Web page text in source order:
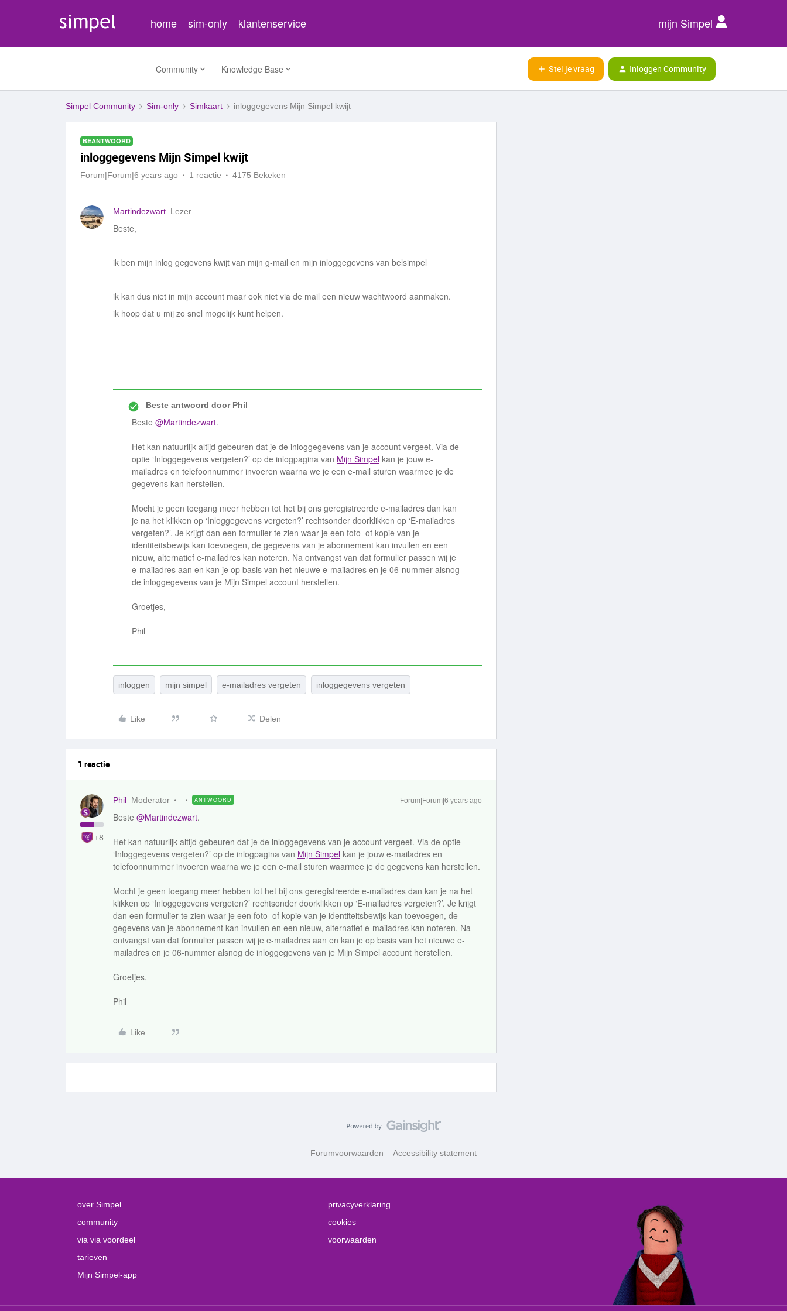
home sim-only klantenservice mijn Simpel
Community Knowledge Base Stel je vraag Inloggen Community
Simpel Community Sim-only Simkaart inloggegevens Mijn Simpel kwijt
BEANTWOORD
inloggegevens Mijn Simpel kwijt
Forum|Forum|6 years ago 1 reactie 4175 Bekeken
Martindezwart Lezer
Beste,
ik ben mijn inlog gegevens kwijt van mijn g-mail en mijn inloggegevens van belsimpel
ik kan dus niet in mijn account maar ook niet via de mail een nieuw wachtwoord aanmaken.
ik hoop dat u mij zo snel mogelijk kunt helpen.
Beste antwoord doorPhil
Beste @Martindezwart.
Het kan natuurlijk altijd gebeuren dat je de inloggegevens van je account vergeet. Via de
optie ‘Inloggegevens vergeten?’ op de inlogpagina van Mijn Simpel kan je jouw e-
mailadres en telefoonnummer invoeren waarna we je een e-mail sturen waarmee je de
gegevens kan herstellen.
Mocht je geen toegang meer hebben tot het bij ons geregistreerde e-mailadres dan kan
je na het klikken op ‘Inloggegevens vergeten?’ rechtsonder doorklikken op ‘E-mailadres
vergeten?’. Je krijgt dan een formulier te zien waar je een foto of kopie van je
identiteitsbewijs kan toevoegen, de gegevens van je abonnement kan invullen en een
nieuw, alternatief e-mailadres kan noteren. Na ontvangst van dat formulier passen wij je
e-mailadres aan en kan je op basis van het nieuwe e-mailadres en je 06-nummer alsnog
de inloggegevens van je Mijn Simpel account herstellen.
Groetjes,
Phil
inloggen mijn simpel e-mailadres vergeten inloggegevens vergeten
Like Delen
1 reactie
+8
Phil Moderator ANTWOORD Forum|Forum|6 years ago
Beste @Martindezwart.
Het kan natuurlijk altijd gebeuren dat je de inloggegevens van je account vergeet. Via de optie
‘Inloggegevens vergeten?’ op de inlogpagina van Mijn Simpel kan je jouw e-mailadres en
telefoonnummer invoeren waarna we je een e-mail sturen waarmee je de gegevens kan herstellen.
Mocht je geen toegang meer hebben tot het bij ons geregistreerde e-mailadres dan kan je na het
klikken op ‘Inloggegevens vergeten?’ rechtsonder doorklikken op ‘E-mailadres vergeten?’. Je krijgt
dan een formulier te zien waar je een foto of kopie van je identiteitsbewijs kan toevoegen, de
gegevens van je abonnement kan invullen en een nieuw, alternatief e-mailadres kan noteren. Na
ontvangst van dat formulier passen wij je e-mailadres aan en kan je op basis van het nieuwe e-
mailadres en je 06-nummer alsnog de inloggegevens van je Mijn Simpel account herstellen.
Groetjes,
Phil
Like
Forumvoorwaarden Accessibility statement
over Simpel
community
via via voordeel
tarieven
Mijn Simpel-app
privacyverklaring
cookies
voorwaarden